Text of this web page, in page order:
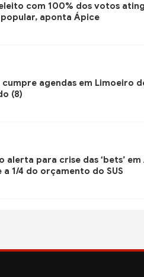
com 100% dos votos
aponta Ápice
cumpre agendas em Limoeiro
(8)
alerta para crise das ‘bets’
1/4 do orçamento do SUS